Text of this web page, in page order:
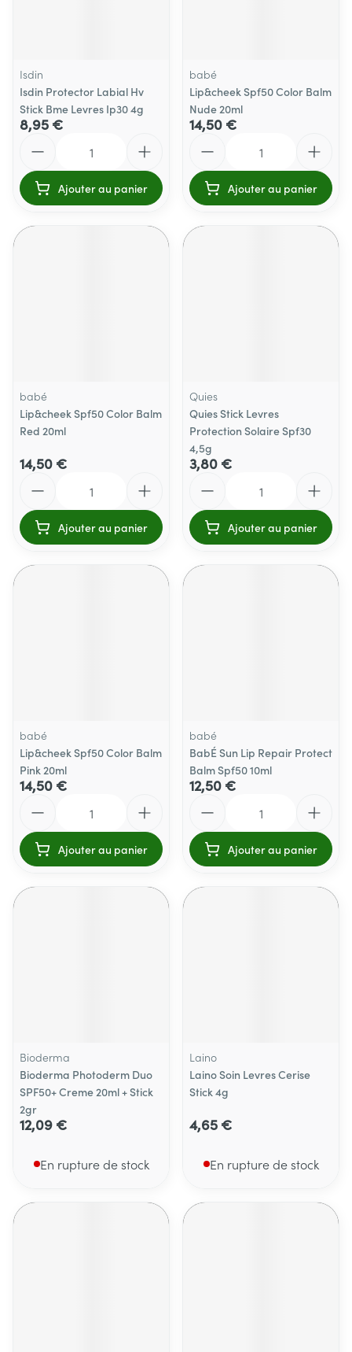
Isdin
Isdin Protector Labial Hv
Stick Bme Levres Ip30 4g
8,95 €
Ajouter au panier
babé
Lip&cheek Spf50 Color Balm
Nude 20ml
14,50 €
Ajouter au panier
babé
Lip&cheek Spf50 Color Balm
Red 20ml
14,50 €
Ajouter au panier
Quies
Quies Stick Levres
Protection Solaire Spf30
4,5g
3,80 €
Ajouter au panier
babé
Lip&cheek Spf50 Color Balm
Pink 20ml
14,50 €
Ajouter au panier
babé
BabÉ Sun Lip Repair Protect
Balm Spf50 10ml
12,50 €
Ajouter au panier
Bioderma
Bioderma Photoderm Duo
SPF50+ Creme 20ml + Stick
2gr
12,09 €
En rupture de stock
Laino
Laino Soin Levres Cerise
Stick 4g
4,65 €
En rupture de stock